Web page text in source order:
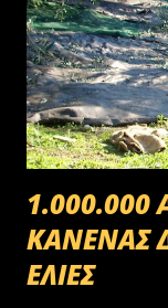
1.000.000
ΚΑΝΕΝΑΣ
ΕΛΙΕΣ